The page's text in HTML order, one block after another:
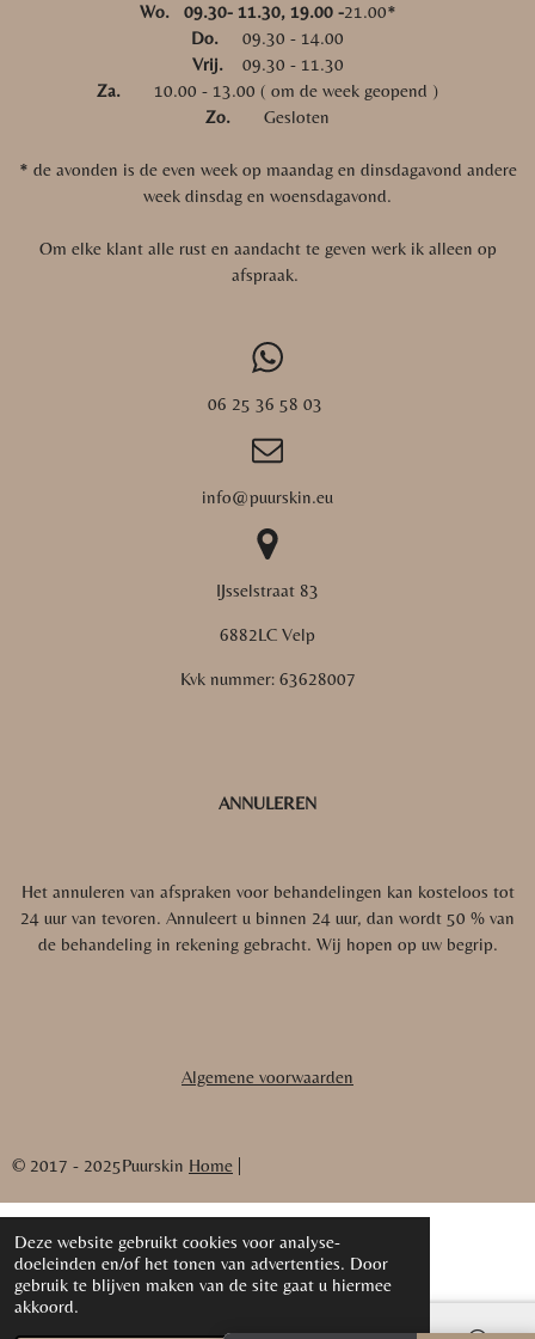
Deze website gebruikt cookies voor analyse-
doeleinden en/of het tonen van advertenties. Door
gebruik te blijven maken van de site gaat u hiermee
akkoord.
Wo. 09.30- 11.30, 19.00 -21.00*
Do. 09.30 - 14.00
Vrij.
09.30 - 11.30
Za. 10.00 - 13.00 ( om de week geopend )
Zo.
Gesloten
* de avonden is de even week op maandag en dinsdagavond andere
week dinsdag en woensdagavond.
Om elke klant alle rust en aandacht te geven werk ik alleen op
afspraak.
06 25 36 58 03
info@puurskin.eu
IJsselstraat 83
6882LC Velp
Kvk nummer: 63628007
ANNULEREN
Het annuleren van afspraken voor behandelingen kan kosteloos tot
24 uur van tevoren. Annuleert u binnen 24 uur, dan wordt 50 % van
de behandeling in rekening gebracht. Wij hopen op uw begrip.
Algemene voorwaarden
© 2017 - 2025Puurskin Home